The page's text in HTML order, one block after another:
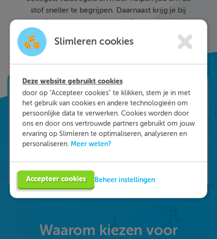
stof sneller te begrijpen. Daarnaast krijg je bij
ieder fout gegeven antwoord direct een heldere
uitleg hoe je de vraag het beste kunt oplossen.
Zo leer je sneller en effectiever; dat is pas
Waarom kiezen voor
Slimleren cookies
Deze website gebruikt cookies
door op "Accepteer cookies" te klikken, stem je in met
het gebruik van cookies en andere technologieën om
persoonlijke data te verwerken. Cookies worden door
ons en door ons vertrouwde partners gebruikt om jouw
ervaring op Slimleren te optimaliseren, analyseren en
personaliseren. Meer weten?
Accepteer cookies Beheer instellingen